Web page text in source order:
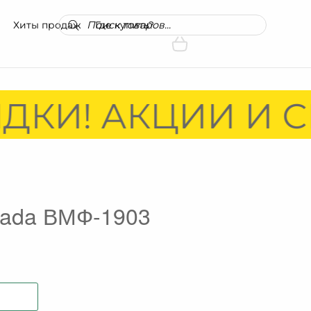
Хиты продаж Где купить?
Поиск
товаров
АКЦИИ И
ВМФ-1903